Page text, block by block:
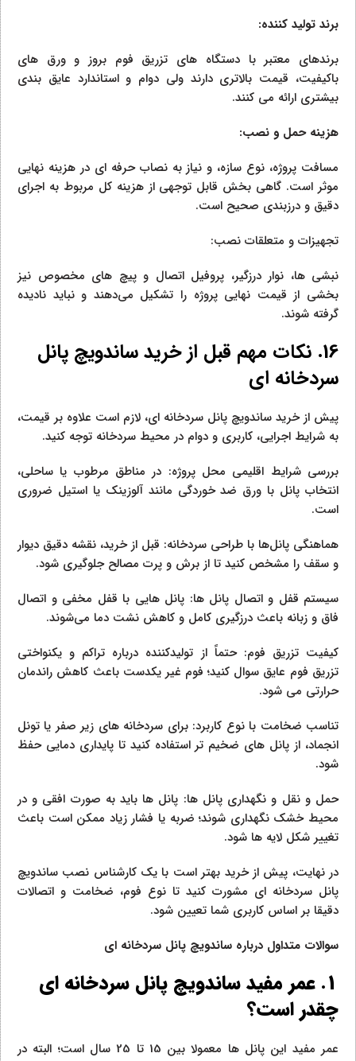
برند تولید کننده:
برندهای معتبر با دستگاه‌ های تزریق فوم بروز و ورق‌ های
باکیفیت، قیمت بالاتری دارند ولی دوام و استاندارد عایق‌ بندی
بیشتری ارائه می‌ کنند.
هزینه حمل و نصب:
مسافت پروژه، نوع سازه، و نیاز به نصاب حرفه‌ ای در هزینه نهایی
موثر است. گاهی بخش قابل‌ توجهی از هزینه کل مربوط به اجرای
دقیق و درزبندی صحیح است.
تجهیزات و متعلقات نصب:
نبشی‌ ها، نوار درزگیر، پروفیل اتصال و پیچ‌ های مخصوص نیز
بخشی از قیمت نهایی پروژه را تشکیل می‌دهند و نباید نادیده
گرفته شوند.
16. نکات مهم قبل از خرید ساندویچ پانل
سردخانه‌ ای
پیش از خرید ساندویچ پانل سردخانه‌ ای، لازم است علاوه بر قیمت،
به شرایط اجرایی، کاربری و دوام در محیط سردخانه توجه کنید.
بررسی شرایط اقلیمی محل پروژه: در مناطق مرطوب یا ساحلی،
انتخاب پانل با ورق ضد خوردگی مانند آلوزینک یا استیل ضروری
است.
هماهنگی پانل‌ها با طراحی سردخانه: قبل از خرید، نقشه دقیق دیوار
و سقف را مشخص کنید تا از برش و پرت مصالح جلوگیری شود.
سیستم قفل و اتصال پانل‌ ها: پانل‌ هایی با قفل مخفی و اتصال
فاق و زبانه باعث درزگیری کامل و کاهش نشت دما می‌شوند.
کیفیت تزریق فوم: حتماً از تولیدکننده درباره تراکم و یکنواختی
تزریق فوم عایق سوال کنید؛ فوم غیر یکدست باعث کاهش راندمان
حرارتی می‌ شود.
تناسب ضخامت با نوع کاربرد: برای سردخانه‌ های زیر صفر یا تونل
انجماد، از پانل‌ های ضخیم‌ تر استفاده کنید تا پایداری دمایی حفظ
شود.
حمل‌ و نقل و نگهداری پانل‌ ها: پانل‌ ها باید به‌ صورت افقی و در
محیط خشک نگهداری شوند؛ ضربه یا فشار زیاد ممکن است باعث
تغییر شکل لایه‌ ها شود.
در نهایت، پیش از خرید بهتر است با یک کارشناس نصب ساندویچ
پانل سردخانه‌ ای مشورت کنید تا نوع فوم، ضخامت و اتصالات
دقیقا بر اساس کاربری شما تعیین شود.
سوالات متداول درباره ساندویچ پانل سردخانه‌ ای
1. عمر مفید ساندویچ پانل سردخانه‌ ای
چقدر است؟
عمر مفید این پانل‌ ها معمولا بین 15 تا 25 سال است؛ البته در